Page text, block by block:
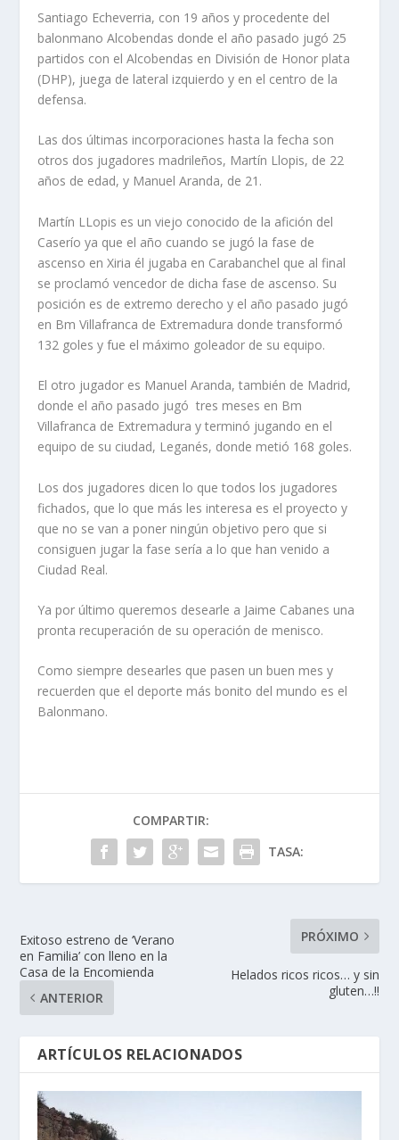
Santiago Echeverria, con 19 años y procedente del
balonmano Alcobendas donde el año pasado jugó 25
partidos con el Alcobendas en División de Honor plata
(DHP), juega de lateral izquierdo y en el centro de la
defensa.
Las dos últimas incorporaciones hasta la fecha son
otros dos jugadores madrileños, Martín Llopis, de 22
años de edad, y Manuel Aranda, de 21.
Martín LLopis es un viejo conocido de la afición del
Caserío ya que el año cuando se jugó la fase de
ascenso en Xiria él jugaba en Carabanchel que al final
se proclamó vencedor de dicha fase de ascenso. Su
posición es de extremo derecho y el año pasado jugó
en Bm Villafranca de Extremadura donde transformó
132 goles y fue el máximo goleador de su equipo.
El otro jugador es Manuel Aranda, también de Madrid,
donde el año pasado jugó tres meses en Bm
Villafranca de Extremadura y terminó jugando en el
equipo de su ciudad, Leganés, donde metió 168 goles.
Los dos jugadores dicen lo que todos los jugadores
fichados, que lo que más les interesa es el proyecto y
que no se van a poner ningún objetivo pero que si
consiguen jugar la fase sería a lo que han venido a
Ciudad Real.
Ya por último queremos desearle a Jaime Cabanes una
pronta recuperación de su operación de menisco.
Como siempre desearles que pasen un buen mes y
recuerden que el deporte más bonito del mundo es el
Balonmano.
COMPARTIR:
TASA:
Exitoso estreno de ‘Verano
en Familia’ con lleno en la
Casa de la Encomienda
ANTERIOR
PRÓXIMO
Helados ricos ricos… y sin
gluten…!!
ARTÍCULOS RELACIONADOS